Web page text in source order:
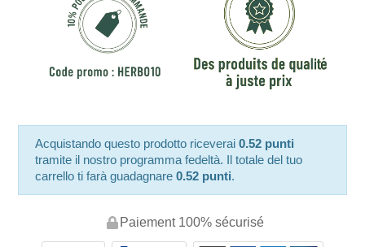
Acquistando questo prodotto riceverai0.52 punti
tramite il nostro programma fedeltà. Il totale del tuo
carrello ti farà guadagnare0.52 punti.
Paiement 100% sécurisé